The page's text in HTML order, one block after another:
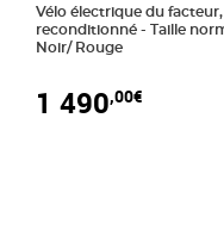
Vélo électrique du facteur,
reconditionné - Taille normale -
Noir/ Rouge
1 490,00€